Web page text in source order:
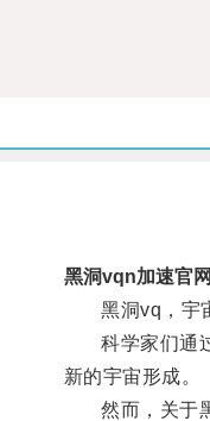
黑洞vqn加速官网
黑洞vq，宇宙
科学家们通过
新的宇宙形成。
然而，关于黑